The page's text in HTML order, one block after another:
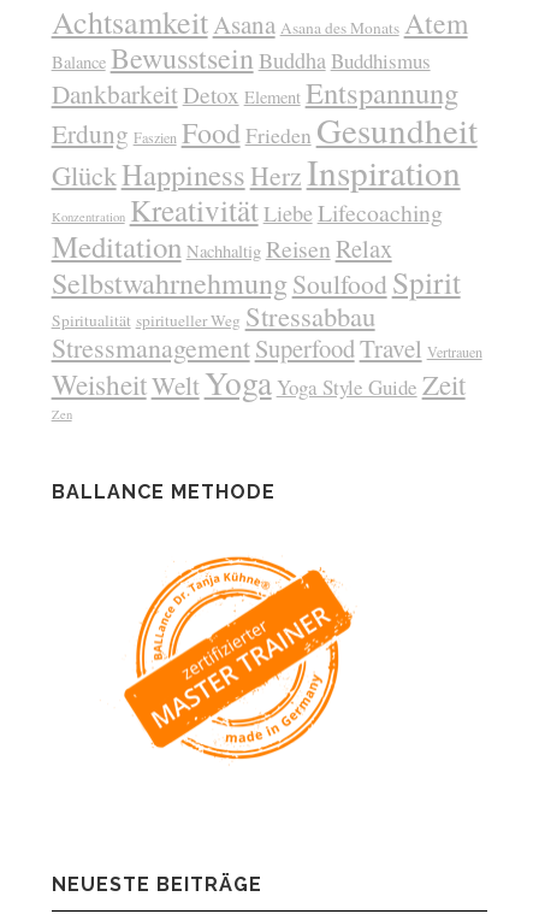
AchtsamkeitAsana Asana des Monats Atem
Balance Bewusstsein Buddha Buddhismus
DankbarkeitDetox Element Entspannung
Erdung Faszien Food Frieden Gesundheit
GlückHappiness Herz Inspiration
Konzentration KreativitätLiebeLifecoaching
Meditation Nachhaltig ReisenRelax
SelbstwahrnehmungSoulfood Spirit
Spiritualität spiritueller Weg Stressabbau
StressmanagementSuperfoodTravel Vertrauen
WeisheitWeltYoga Yoga Style Guide Zeit
Zen
BALLANCE METHODE
NEUESTE BEITRÄGE